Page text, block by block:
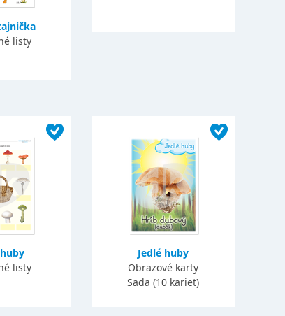
listy
listy
Jedlé huby
Obrazové karty
Sada (10 kariet)